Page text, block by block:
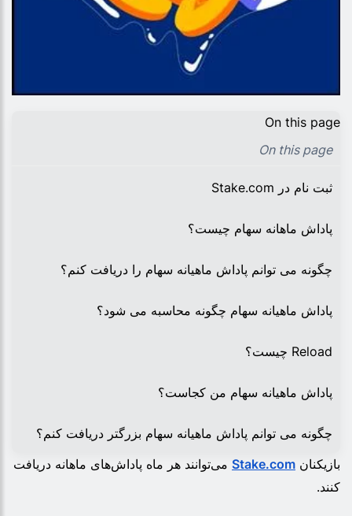
On this page
On this page
ثبت نام در Stake.com
پاداش ماهانه سهام چیست؟
چگونه می توانم پاداش ماهیانه سهام را دریافت کنم؟
پاداش ماهیانه سهام چگونه محاسبه می شود؟
Reload چیست؟
پاداش ماهیانه سهام من کجاست؟
چگونه می توانم پاداش ماهیانه سهام بزرگتر دریافت کنم؟
بازیکنان Stake.com می‌توانند هر ماه پاداش‌های ماهانه دریافت
کنند.